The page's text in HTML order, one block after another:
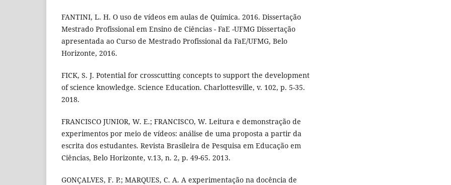
FANTINI, L. H. O uso de vídeos em aulas de Química. 2016. Dissertação
Mestrado Profissional em Ensino de Ciências - FaE -UFMG Dissertação
apresentada ao Curso de Mestrado Profissional da FaE/UFMG, Belo
Horizonte, 2016.
FICK, S. J. Potential for crosscutting concepts to support the development
of science knowledge. Science Education. Charlottesville, v. 102, p. 5-35.
2018.
FRANCISCO JUNIOR, W. E.; FRANCISCO, W. Leitura e demonstração de
experimentos por meio de vídeos: análise de uma proposta a partir da
escrita dos estudantes. Revista Brasileira de Pesquisa em Educação em
Ciências, Belo Horizonte, v.13, n. 2, p. 49-65. 2013.
GONÇALVES, F. P.; MARQUES, C. A. A experimentação na docência de